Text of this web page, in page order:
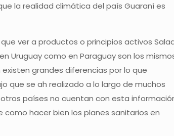
la realidad climática del país Guaraní es
ver a productos o principios activos
Uruguay como en Paraguay son los
grandes diferencias por lo que
que se ah realizado a lo largo de muchos
países no cuentan con esta
hacer bien los planes sanitarios en